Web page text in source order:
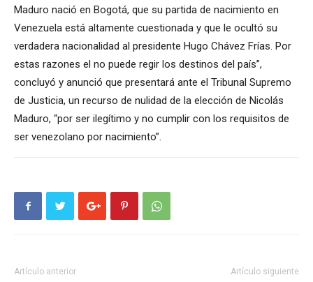
Maduro nació en Bogotá, que su partida de nacimiento en
Venezuela está altamente cuestionada y que le ocultó su
verdadera nacionalidad al presidente Hugo Chávez Frías. Por
estas razones el no puede regir los destinos del país”,
concluyó y anunció que presentará ante el Tribunal Supremo
de Justicia, un recurso de nulidad de la elección de Nicolás
Maduro, “por ser ilegítimo y no cumplir con los requisitos de
ser venezolano por nacimiento”.
Artículo anterior Artículo siguiente